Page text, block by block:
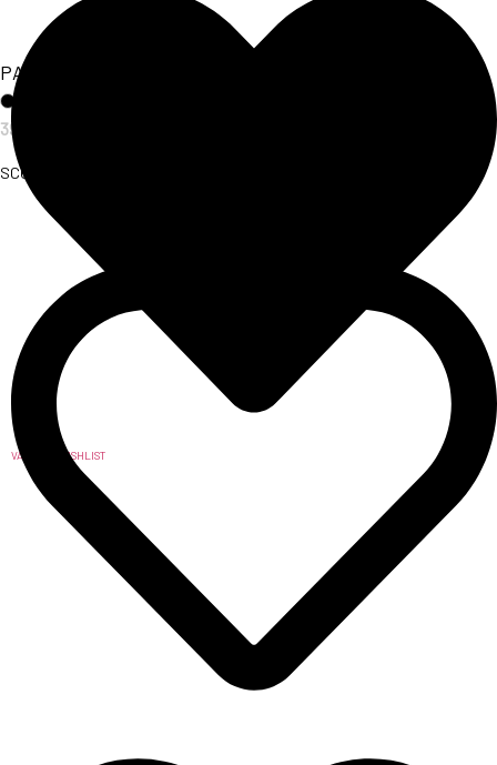
VAI ALLA WISHLIST
PANTALONE BANDAGE
39,00
SCOPRI L'ARTICOLO